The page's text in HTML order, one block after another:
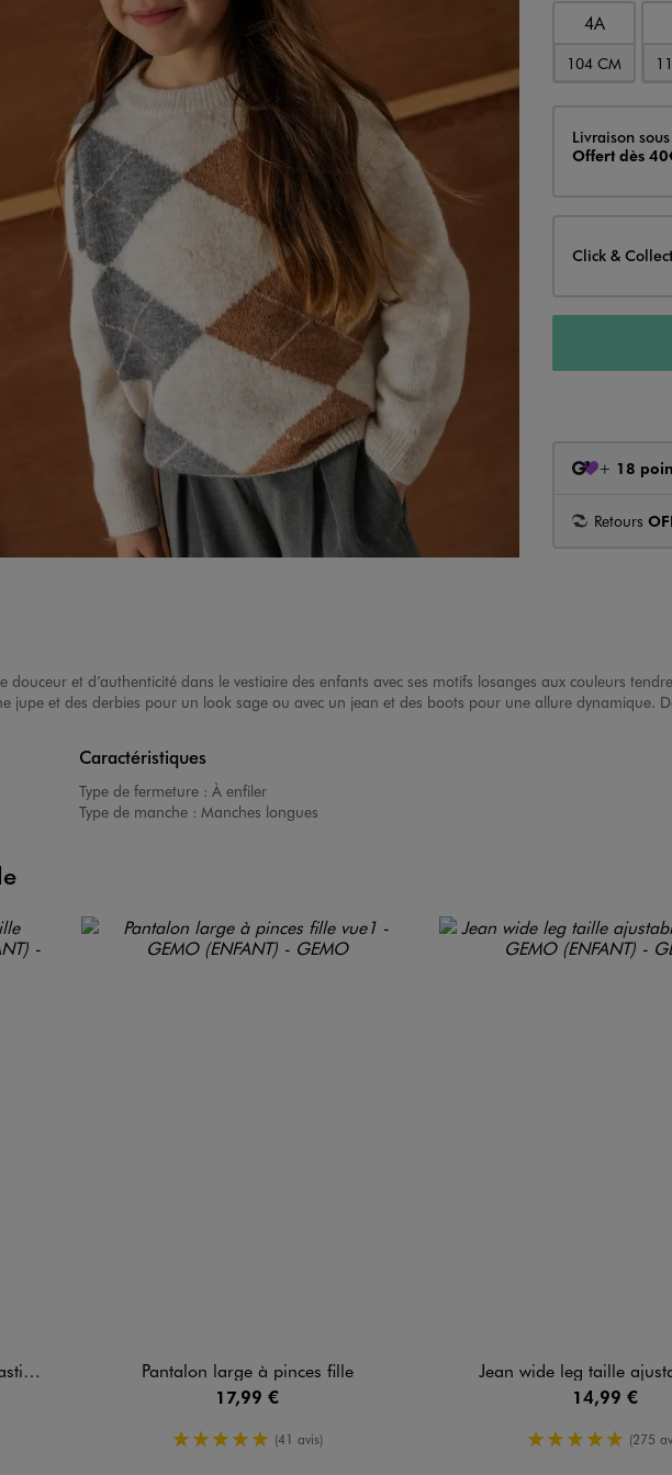
4A
104 CM
Livraison
Livraison
Offert dès
Click &
+ 18
Retours
douceur et d’authenticité dans le vestiaire des enfants avec ses motifs losanges aux couleurs
jupe et des derbies pour un look sage ou avec un jean et des boots pour une allure dynamique.
Caractéristiques
Type de fermeture : À enfiler
Type de manche : Manches longues
Pantalon large à pinces fille
17,99 €
5/5 de moyenne
(41 avis)
Jean wide leg taille
14,99 €
5/5 de (275